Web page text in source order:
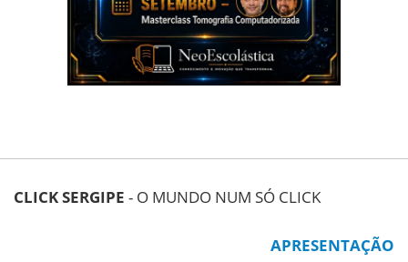
CLICK SERGIPE - O MUNDO NUM SÓ CLICK
APRESENTAÇÃO